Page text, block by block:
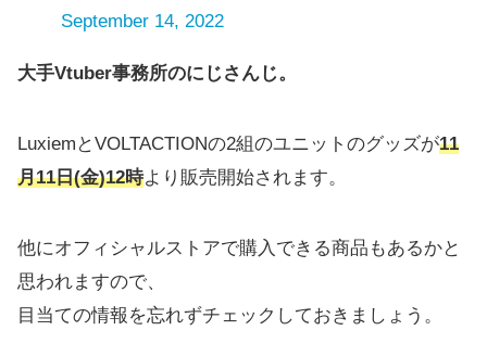
September 14, 2022
大手Vtuber事務所のにじさんじ。
LuxiemとVOLTACTIONの2組のユニットのグッズが11
月11日(金)12時より販売開始されます。
他にオフィシャルストアで購入できる商品もあるかと
思われますので、
目当ての情報を忘れずチェックしておきましょう。